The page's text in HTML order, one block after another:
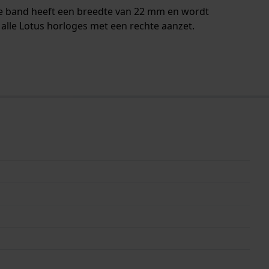
heeft een breedte van 22 mm en wordt
Lotus horloges met een rechte aanzet.